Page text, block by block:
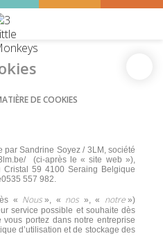
DE COOKIES
Sandrine Soyez / 3LM, société
(ci-après le « site web »),
59 4100 Seraing Belgique
557 982.
« Nous», « nos », « notre»)
service possible et souhaite dès
portez dans notre entreprise
d’utilisation et de stockage des